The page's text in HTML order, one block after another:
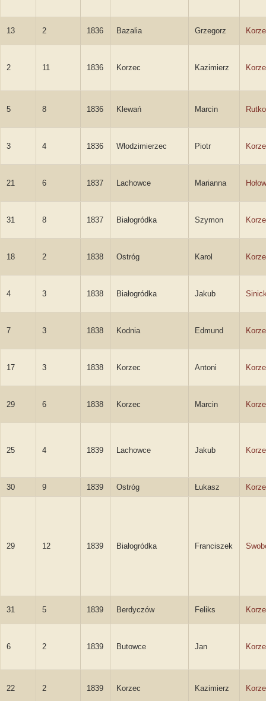
13 2 1836 Bazalia Grzegorz
2 11 1836 Korzec Kazimierz
5 8 1836 Klewań Marcin
3 4 1836 Włodzimierzec Piotr
21 6 1837 Lachowce Marianna
31 8 1837 Białogródka Szymon
18 2 1838 Ostróg Karol
4 3 1838 Białogródka Jakub
7 3 1838 Kodnia Edmund
17 3 1838 Korzec Antoni
29 6 1838 Korzec Marcin
25 4 1839 Lachowce Jakub
30 9 1839 Ostróg Łukasz
29 12 1839 Białogródka Franciszek
31 5 1839 Berdyczów Feliks
6 2 1839 Butowce Jan
22 2 1839 Korzec Kazimierz